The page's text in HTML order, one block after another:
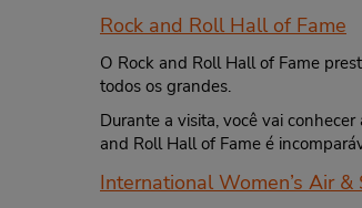
Rock and Roll Hall of Fame
O Rock and Roll Hall of Fame
todos os grandes.
Durante a visita, você vai
and Roll Hall of Fame é
International Women’s Air &